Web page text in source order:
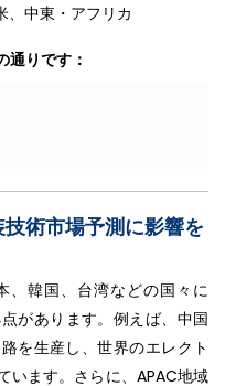
、中東・アフリカ
通りです：
術市場予測に影響を
、韓国、台湾などの国々に
があります。例えば、中国
を生産し、世界のエレクト
います。さらに、APAC地域